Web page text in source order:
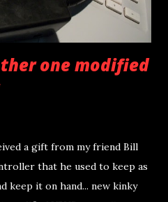
one modified
a gift from my friend Bill
that he used to keep as
keep it on hand... new kinky